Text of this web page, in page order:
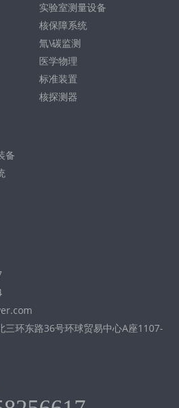
实验室测量设备
核保障系统
氚\碳监测
医学物理
标准装置
核探测器
备
三环东路36号环球贸易中心A座1107-